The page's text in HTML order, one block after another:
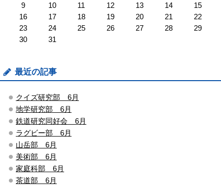
9
10 11 12 13 14
15
16
17 18 19 20 21
22
23
24 25 26 27 28
29
30
31
最近の記事
クイズ研究部 6月
地学研究部 6月
鉄道研究同好会 6月
ラグビー部 6月
山岳部 6月
美術部 6月
家庭科部 6月
茶道部 6月